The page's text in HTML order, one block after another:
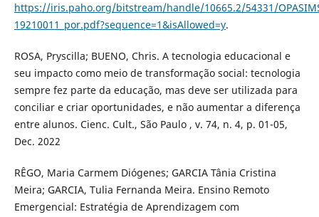
https://iris.paho.org/bitstream/handle/10665.2/54331/
19210011_por.pdf?sequence=1&isAllowed=y.
ROSA, Pryscilla; BUENO, Chris. A tecnologia educacional e
seu impacto como meio de transformação social: tecnologia
sempre fez parte da educação, mas deve ser utilizada para
conciliar e criar oportunidades, e não aumentar a diferença
entre alunos. Cienc. Cult., São Paulo , v. 74, n. 4, p. 01-05,
Dec. 2022
RÊGO, Maria Carmem Diógenes; GARCIA Tânia Cristina
Meira; GARCIA, Tulia Fernanda Meira. Ensino Remoto
Emergencial: Estratégia de Aprendizagem com